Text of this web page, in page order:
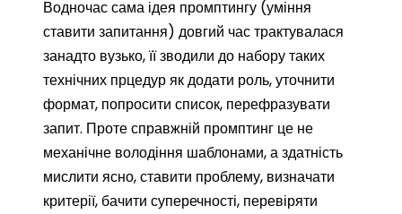
Водночас сама ідея промптингу (уміння
ставити запитання) довгий час трактувалася
занадто вузько, її зводили до набору таких
технічних прцедур як додати роль, уточнити
формат, попросити список, перефразувати
запит. Проте справжній промптинг це не
механічне володіння шаблонами, а здатність
мислити ясно, ставити проблему, визначати
критерії, бачити суперечності, перевіряти